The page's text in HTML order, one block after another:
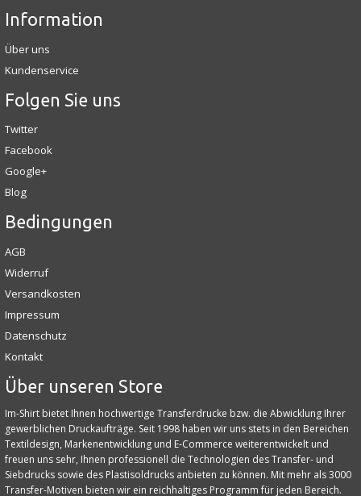
Information
Über uns
Kundenservice
Folgen Sie uns
Twitter
Facebook
Google+
Blog
Bedingungen
AGB
Widerruf
Versandkosten
Impressum
Datenschutz
Kontakt
Über unseren Store
Im-Shirt bietet Ihnen hochwertige Transferdrucke bzw. die Abwicklung Ihrer
gewerblichen Druckaufträge. Seit 1998 haben wir uns stets in den Bereichen
Textildesign, Markenentwicklung und E‑Commerce weiterentwickelt und
freuen uns sehr, Ihnen professionell die Technologien des Transfer- und
Siebdrucks sowie des Plastisoldrucks anbieten zu können. Mit mehr als 3000
Transfer-Motiven bieten wir ein reichhaltiges Programm für jeden Bereich.